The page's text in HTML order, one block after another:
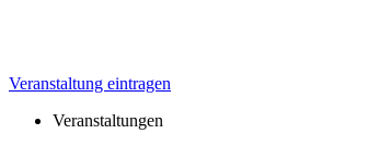
Veranstaltung eintragen
Veranstaltungen